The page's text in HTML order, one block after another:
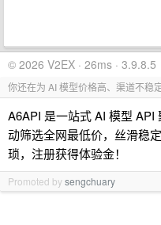
© 2026 V2EX · 26ms · 3.9.8.5
你还在为 AI 模型价格高、渠道不稳
A6API 是一站式 AI 模型 API
动筛选全网最低价，丝滑稳
琐，注册获得体验金！
Promoted bysengchuary